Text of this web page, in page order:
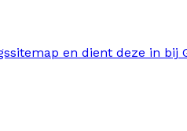
en dient deze in bij